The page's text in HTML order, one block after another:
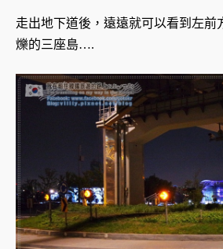
走出地下道後，遠遠就可以看到左前
爍的三座島….